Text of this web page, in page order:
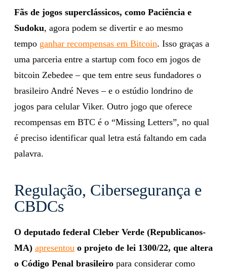
Fãs de jogos superclássicos, como Paciência e
Sudoku, agora podem se divertir e ao mesmo
tempo ganhar recompensas em Bitcoin. Isso graças a
uma parceria entre a startup com foco em jogos de
bitcoin Zebedee – que tem entre seus fundadores o
brasileiro André Neves – e o estúdio londrino de
jogos para celular Viker. Outro jogo que oferece
recompensas em BTC é o “Missing Letters”, no qual
é preciso identificar qual letra está faltando em cada
palavra.
Regulação, Cibersegurança e
CBDCs
O deputado federal Cleber Verde (Republicanos-
MA) apresentou o projeto de lei 1300/22, que altera
o Código Penal brasileiro para considerar como